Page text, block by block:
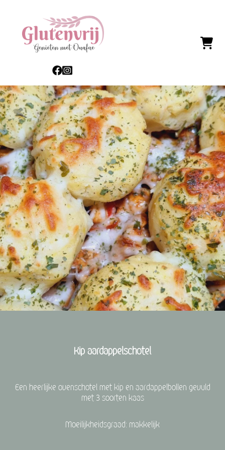
Kip aardappelschotel
Een heerlijke ovenschotel met kip en aardappelbollen gevuld
met 3 soorten kaas
Moeilijkheidsgraad: makkelijk